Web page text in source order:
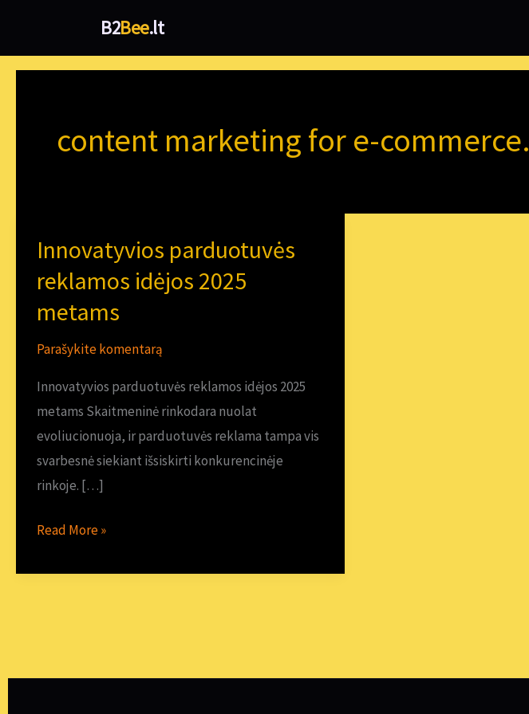
turinio
B2Bee.lt
content marketing for e-commerce.
Innovatyvios parduotuvės
reklamos idėjos 2025
metams
Parašykite komentarą
Innovatyvios parduotuvės reklamos idėjos 2025
metams Skaitmeninė rinkodara nuolat
evoliucionuoja, ir parduotuvės reklama tampa vis
svarbesnė siekiant išsiskirti konkurencinėje
rinkoje. […]
Innovatyvios
parduotuvės
reklamos
idėjos
2025
Read More »